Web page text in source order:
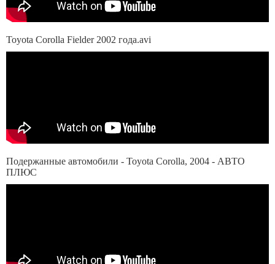
Toyota Corolla Fielder 2002 года.avi
Подержанные автомобили - Toyota Сorolla, 2004 - АВТО
ПЛЮС